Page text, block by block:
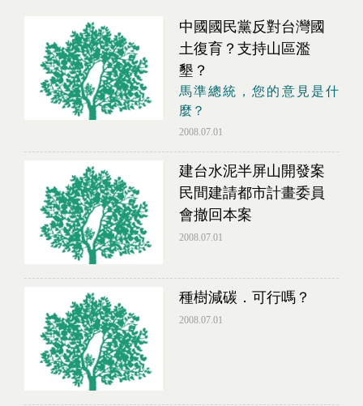
中國國民黨反對台灣國
土復育？支持山區濫
墾？
馬準總統，您的意見是什
麼？
2008.07.01
建台水泥半屏山開發案
民間建請都市計畫委員
會撤回本案
2008.07.01
種樹減碳．可行嗎？
2008.07.01